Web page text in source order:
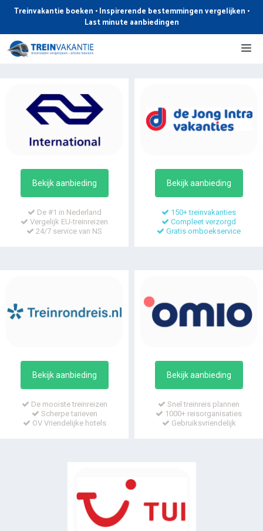
de
inhoud
Treinvakantie boeken • Inspirerende bestemmingen vergelijken •
Last minute aanbiedingen
Bekijk aanbieding
De #1 in Nederland
Vergelijk EU-treinreizen
24/7 service van NS
Bekijk aanbieding
150+ treinvakanties
Compleet verzorgd
Gratis omboekservice
Bekijk aanbieding
De mooiste treinreizen
Scherpe tarieven
OV Vriendelijke hotels
Bekijk aanbieding
Snel treinreis plannen
1000+ reisorganisaties
Gebruiksvriendelijk